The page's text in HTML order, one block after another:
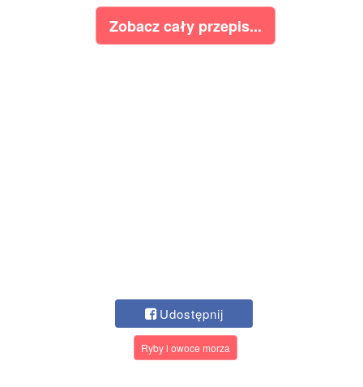
Zobacz cały przepis...
Udostępnij
Ryby i owoce morza